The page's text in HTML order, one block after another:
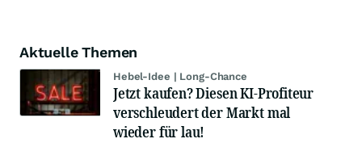
Aktuelle Themen
Hebel-Idee | Long-Chance
Jetzt kaufen? Diesen KI-Profiteur
verschleudert der Markt mal
wieder für lau!